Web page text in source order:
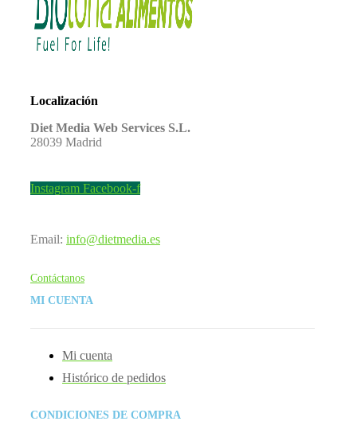
Localización
Diet Media Web Services S.L.
28039 Madrid
Instagram Facebook-f
Email: info@dietmedia.es
Contáctanos
MI CUENTA
Mi cuenta
Histórico de pedidos
CONDICIONES DE COMPRA